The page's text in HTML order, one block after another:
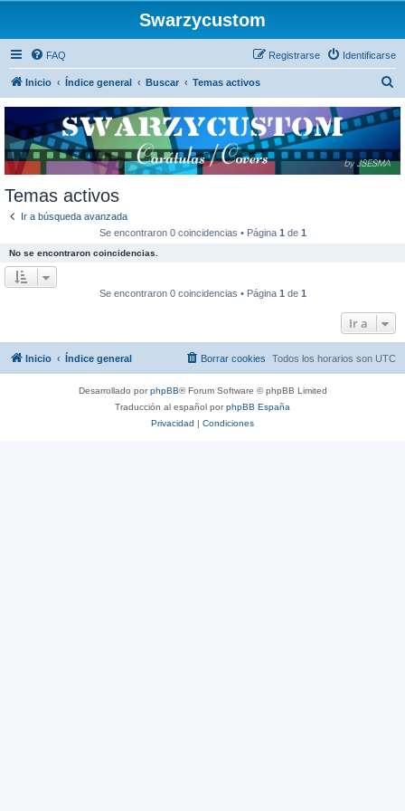
Swarzycustom
FAQ Identificarse
Registrarse
Inicio Índice general Buscar Temas activos
c
Temas activos
Ir a búsqueda avanzada
Se encontraron 0 coincidencias • Página 1de 1
No se encontraron coincidencias.
Se encontraron 0 coincidencias • Página 1de 1
Ir a
Inicio Índice general Todos los horarios son UTC
Borrar cookies
Desarrollado porphpBB® Forum Software © phpBB Limited
Traducción al español porphpBB España
Privacidad
Condiciones